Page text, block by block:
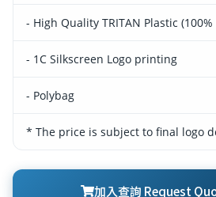
- High Quality TRITAN Plastic (100%
- 1C Silkscreen Logo printing
- Polybag
* The price is subject to final logo
加入查詢 Request